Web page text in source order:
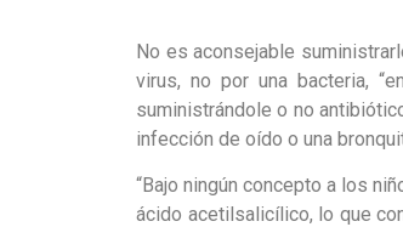
No es aconsejable
virus, no por una bacteria,
suministrándole o no
infección de oído o una
“Bajo ningún concepto a los
ácido acetilsalicílico, lo que